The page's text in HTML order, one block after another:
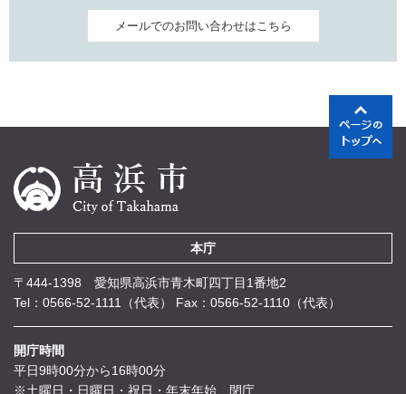
メールでのお問い合わせはこちら
本庁
〒444-1398 愛知県高浜市青木町四丁目1番地2
Tel：0566-52-1111（代表）
Fax：0566-52-1110（代表）
開庁時間
平日9時00分から16時00分
※土曜日・日曜日・祝日・年末年始 閉庁